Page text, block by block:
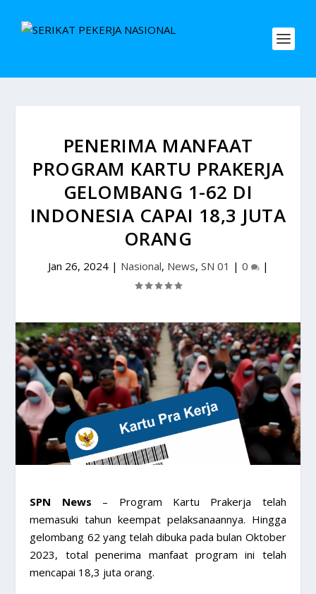
PENERIMA MANFAAT
PROGRAM KARTU PRAKERJA
GELOMBANG 1-62 DI
INDONESIA CAPAI 18,3 JUTA
ORANG
Jan 26, 2024| Nasional, News, SN 01 | 0 |
SPN News – Program Kartu Prakerja telah
memasuki tahun keempat pelaksanaannya. Hingga
gelombang 62 yang telah dibuka pada bulan Oktober
2023, total penerima manfaat program ini telah
mencapai 18,3 juta orang.